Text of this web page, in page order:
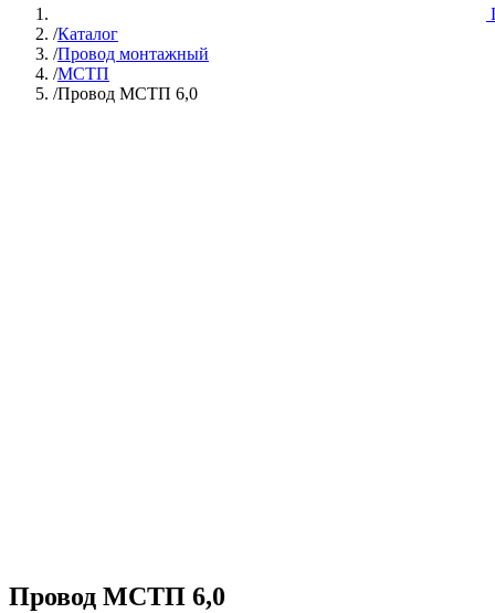
/Каталог
/Провод монтажный
/МСТП
/Провод МСТП 6,0
Провод МСТП 6,0